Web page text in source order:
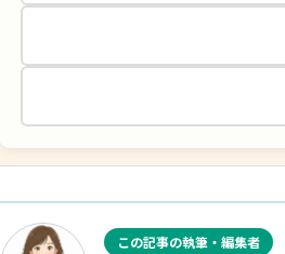
この記事の執筆・編集者